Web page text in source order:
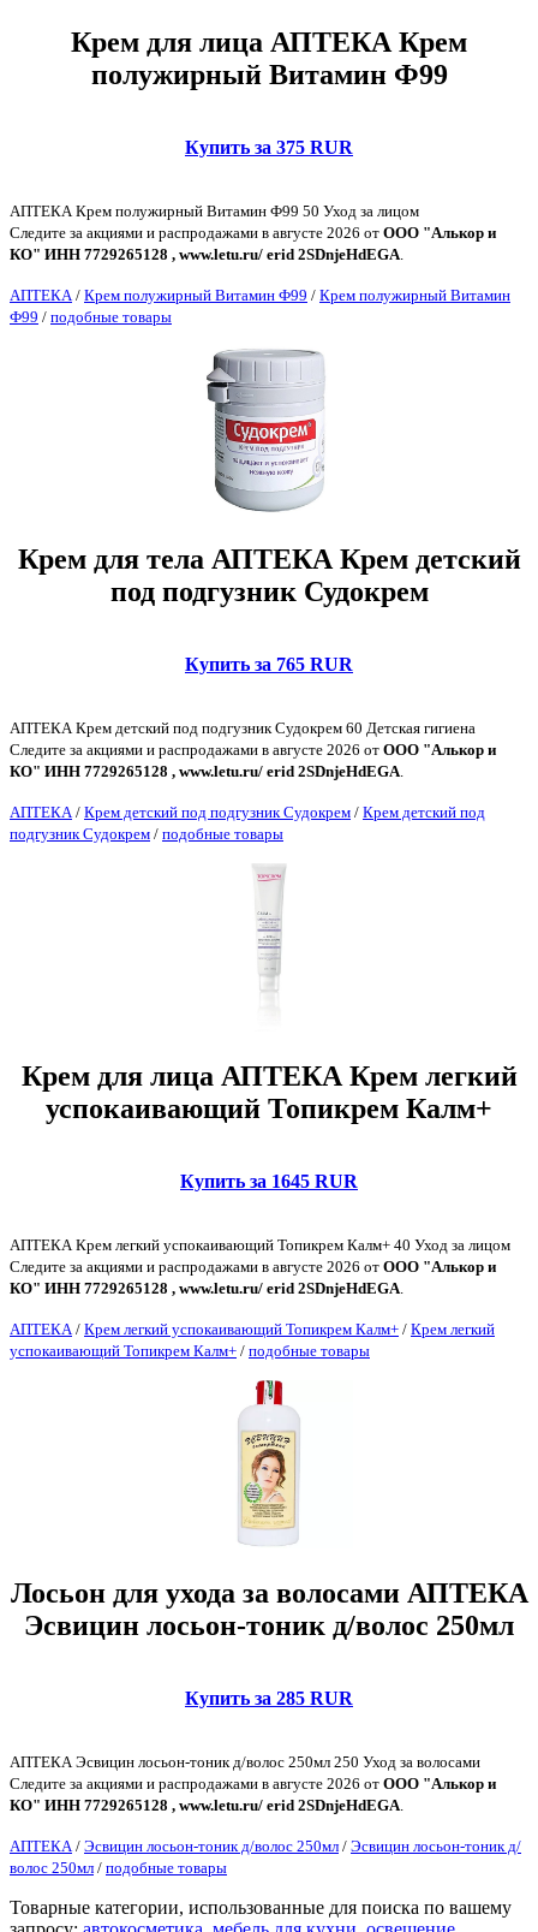
Крем для лица АПТЕКА Крем
полужирный Витамин Ф99
Купить за 375 RUR
АПТЕКА Крем полужирный Витамин Ф99 50 Уход за лицом
Следите за акциями и распродажами в августе 2026 от ООО "Алькор и
КО" ИНН 7729265128 , www.letu.ru/ erid 2SDnjeHdEGA.
АПТЕКА/ Крем полужирный Витамин Ф99 / Крем полужирный Витамин
Ф99 / подобные товары
Крем для тела АПТЕКА Крем детский
под подгузник Судокрем
Купить за 765 RUR
АПТЕКА Крем детский под подгузник Судокрем 60 Детская гигиена
Следите за акциями и распродажами в августе 2026 от ООО "Алькор и
КО" ИНН 7729265128 , www.letu.ru/ erid 2SDnjeHdEGA.
АПТЕКА/ Крем детский под подгузник Судокрем / Крем детский под
подгузник Судокрем / подобные товары
Крем для лица АПТЕКА Крем легкий
успокаивающий Топикрем Калм+
Купить за 1645 RUR
АПТЕКА Крем легкий успокаивающий Топикрем Калм+ 40 Уход за лицом
Следите за акциями и распродажами в августе 2026 от ООО "Алькор и
КО" ИНН 7729265128 , www.letu.ru/ erid 2SDnjeHdEGA
АПТЕКА / Крем легкий успокаивающий Топикрем Калм+ / Крем легкий
успокаивающий Топикрем Калм+ / подобные товары
Лосьон для ухода за волосами АПТЕКА
Эсвицин лосьон-тоник д/волос 250мл
Купить за 285 RUR
АПТЕКА Эсвицин лосьон-тоник д/волос 250мл 250 Уход за волосами
Следите за акциями и распродажами в августе 2026 от ООО "Алькор и
КО" ИНН 7729265128 , www.letu.ru/ erid 2SDnjeHdEGA
АПТЕКА / Эсвицин лосьон-тоник д/волос 250мл / Эсвицин лосьон-тоник д/
волос 250мл / подобные товары
Товарные категории, использованные для поиска по вашему